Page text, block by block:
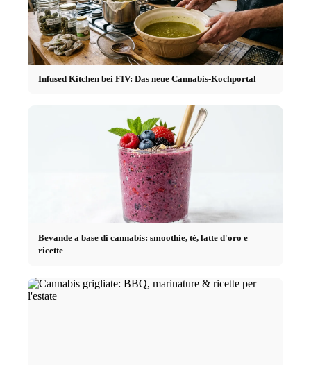
Infused Kitchen bei FIV: Das neue Cannabis-Kochportal
Bevande a base di cannabis: smoothie, tè, latte d'oro e
ricette